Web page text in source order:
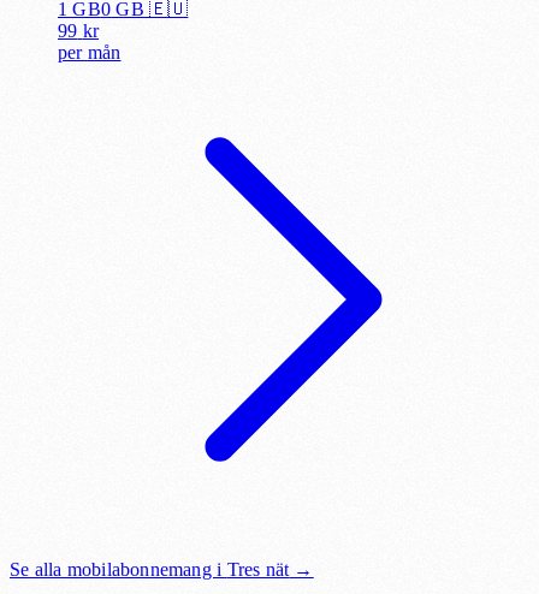
1 GB0 GB 🇪🇺
99 kr
per mån
Se alla mobilabonnemang i Tres nät →